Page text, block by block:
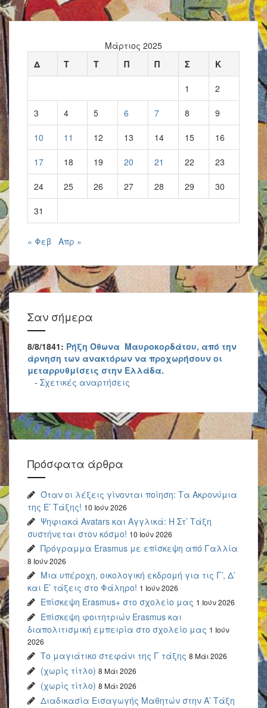
Μάρτιος 2025
Δ
Τ Τ Π Π Σ Κ
1 2
3 4 5 6 7 8 9
10 11 12 13 14 15 16
17 18 19 20 21 22 23
24 25 26 27 28 29 30
31
« Φεβ Απρ »
Σαν σήμερα
8/8/1841: Ρήξη Όθωνα  Μαυροκορδάτου, από την
άρνηση των ανακτόρων να προχωρήσουν οι
μεταρρυθμίσεις στην Ελλάδα.
- Σχετικές αναρτήσεις
Πρόσφατα άρθρα
Όταν οι λέξεις γίνονται ποίηση: Τα Ακρονύμια
της Ε’ Τάξης! 10 Ιούν 2026
Ψηφιακά Avatars και Αγγλικά: Η Στ’ Τάξη
συστήνεται στον κόσμο! 10 Ιούν 2026
Πρόγραμμα Erasmus με επίσκεψη από Γαλλία
8 Ιούν 2026
Μια υπέροχη, οικολογική εκδρομή για τις Γ’, Δ’
και Ε’ τάξεις στο Φάληρο! 1 Ιούν 2026
Επίσκεψη Erasmus+ στο σχολείο μας 1 Ιούν 2026
Επίσκεψη φοιτητριών Erasmus και
διαπολιτισμική εμπειρία στο σχολείο μας 1 Ιούν
2026
Το μαγιάτικο στεφάνι της Γ τάξης 8 Μάι 2026
(χωρίς τίτλο) 8 Μάι 2026
(χωρίς τίτλο) 8 Μάι 2026
Διαδικασία Εισαγωγής Μαθητών στην Α’ Τάξη